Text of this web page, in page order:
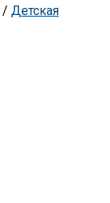
/ Детская